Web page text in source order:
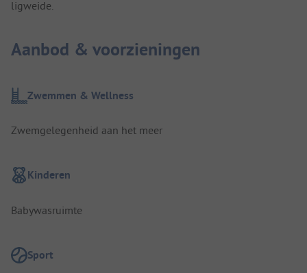
ligweide.
Aanbod & voorzieningen
Zwemmen & Wellness
Zwemgelegenheid aan het meer
Kinderen
Babywasruimte
Sport